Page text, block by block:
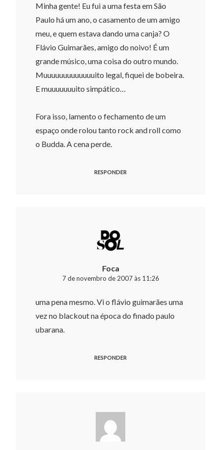
Minha gente! Eu fui a uma festa em São
Paulo há um ano, o casamento de um amigo
meu, e quem estava dando uma canja? O
Flávio Guimarães, amigo do noivo! É um
grande músico, uma coisa do outro mundo.
Muuuuuuuuuuuuuito legal, fiquei de bobeira.
E muuuuuuuito simpático…
Fora isso, lamento o fechamento de um
espaço onde rolou tanto rock and roll como
o Budda. A cena perde.
RESPONDER
Foca
7 de novembro de 2007 às 11:26
uma pena mesmo. Vi o flávio guimarães uma
vez no blackout na época do finado paulo
ubarana.
RESPONDER